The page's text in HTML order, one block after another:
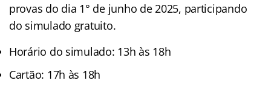
provas do dia 1° de junho de 2025, participando
do simulado gratuito.
Horário do simulado: 13h às 18h
Cartão: 17h às 18h